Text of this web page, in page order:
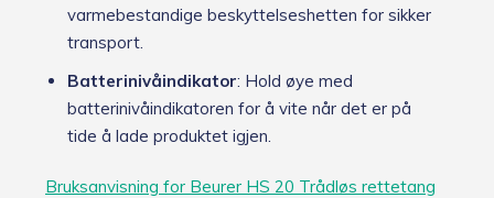
varmebestandige beskyttelseshetten for sikker
transport.
Batterinivåindikator: Hold øye med
batterinivåindikatoren for å vite når det er på
tide å lade produktet igjen.
Bruksanvisning for Beurer HS 20 Trådløs rettetang